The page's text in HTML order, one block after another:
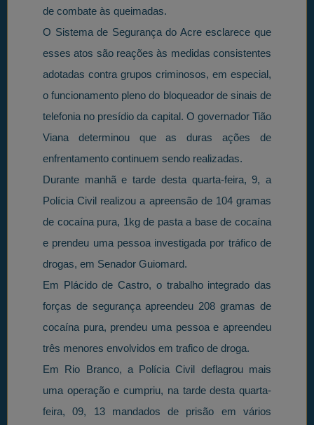
de combate às queimadas.
O Sistema de Segurança do Acre esclarece que
esses atos são reações às medidas consistentes
adotadas contra grupos criminosos, em especial,
o funcionamento pleno do bloqueador de sinais de
telefonia no presídio da capital. O governador Tião
Viana determinou que as duras ações de
enfrentamento continuem sendo realizadas.
Durante manhã e tarde desta quarta-feira, 9, a
Polícia Civil realizou a apreensão de 104 gramas
de cocaína pura, 1kg de pasta a base de cocaína
e prendeu uma pessoa investigada por tráfico de
drogas, em Senador Guiomard.
Em Plácido de Castro, o trabalho integrado das
forças de segurança apreendeu 208 gramas de
cocaína pura, prendeu uma pessoa e apreendeu
três menores envolvidos em trafico de droga.
Em Rio Branco, a Polícia Civil deflagrou mais
uma operação e cumpriu, na tarde desta quarta-
feira, 09, 13 mandados de prisão em vários